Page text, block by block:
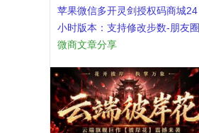
苹果微信多开灵剑授权码商城24
小时版本：支持修改步数-朋友圈
发1小时视频
微商文章分享